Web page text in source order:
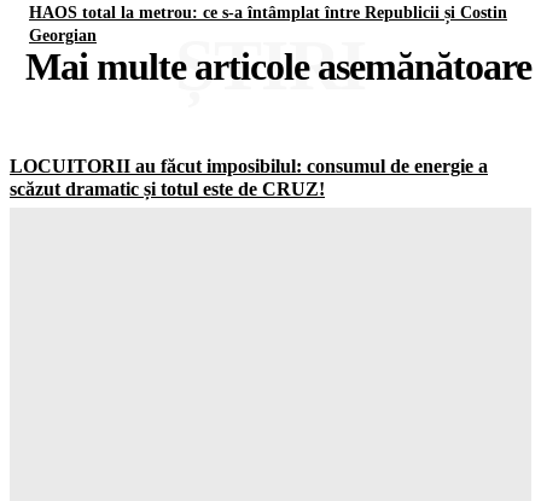
HAOS total la metrou: ce s-a întâmplat între Republicii și Costin
Georgian
Mai multe articole asemănătoare
ȘTIRI
LOCUITORII au făcut imposibilul: consumul de energie a
scăzut dramatic și totul este de CRUZ!